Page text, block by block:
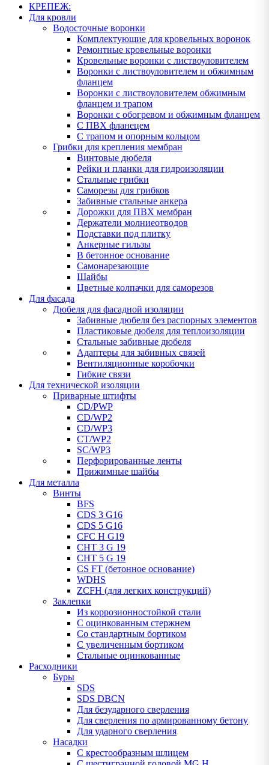
КРЕПЕЖ:
Для кровли
Водосточные воронки
Комплектующие для кровельных воронок
Ремонтные кровельные воронки
Кровельные воронки с листвоуловителем
Воронки с листвоуловителем и обжимным
фланцем
Воронки с листвоуловителем обжимным
фланцем и трапом
Воронки с обогревом и обжимным фланцем
С ПВХ фланецем
С трапом и опорным кольцом
Грибки для крепления мембран
Винтовые дюбеля
Рейки и планки для гидроизоляции
Стальные грибки
Саморезы для грибков
Забивные стальные анкера
Дорожки для ПВХ мембран
Держатели молниеотводов
Подставки под плитку
Анкерные гильзы
В бетонное основание
Самонарезающие
Шайбы
Цветные колпачки для саморезов
Для фасада
Дюбеля для фасадной изоляции
Забивные дюбеля без распорных элементов
Пластиковые дюбеля для теплоизоляции
Стальные забивные дюбеля
Адаптеры для забивных связей
Вентиляционные коробочки
Гибкие связи
Для технической изоляции
Приварные штифты
CD/PWP
CD/WP2
CD/WP3
CT/WP2
SC/WP3
Перфорированные ленты
Прижимные шайбы
Для металла
Винты
BFS
CDS 3 G16
CDS 5 G16
CFC H G19
CHT 3 G 19
CHT 5 G 19
CS FT (бетонное основание)
WDHS
ZCFH (для легких конструкций)
Заклепки
Из коррозионностойкой стали
С оцинкованным стержнем
Со стандартным бортиком
С увеличенным бортиком
Стальные оцинкованные
Расходники
Буры
SDS
SDS DBCN
Для безударного сверления
Для сверления по армированному бетону
Для ударного сверления
Насадки
С крестообразным шлицем